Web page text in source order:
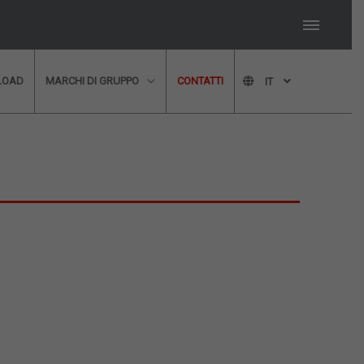
MARCHI DI GRUPPO CONTATTI IT
al più presto!